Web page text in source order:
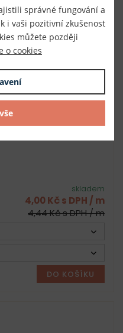
skladem
4,00 Kč s DPH / m
4,44 Kč s DPH / m
DO KOŠÍKU
správné fungování a
i vaši pozitivní zkušenost
můžete později
o cookies